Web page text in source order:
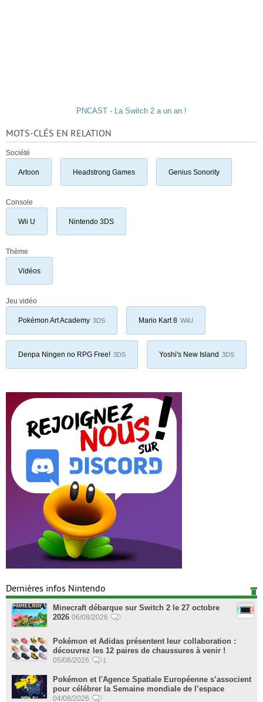
PNCAST - La Switch 2 a un an !
MOTS-CLÉS EN RELATION
Société
Artoon Headstrong Games Genius Sonority
Console
Wii U Nintendo 3DS
Thème
Vidéos
Jeu vidéo
Pokémon Art Academy 3DS Mario Kart 8 WiiU
Denpa Ningen no RPG Free! 3DS Yoshi's New Island 3DS
Dernières infos Nintendo
Minecraft débarque sur Switch 2 le 27 octobre
2026 06/08/2026
Pokémon et Adidas présentent leur collaboration :
découvrez les 12 paires de chaussures à venir !
05/08/2026 1
Pokémon et l'Agence Spatiale Européenne s’associent
pour célébrer la Semaine mondiale de l’espace
04/08/2026